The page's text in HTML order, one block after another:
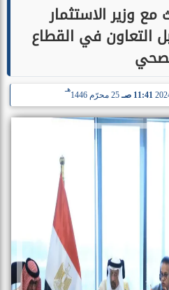
مع وزير الاستثمار
التعاون في القطاع
11:41 صـ 25 محرّم 1446
هـ